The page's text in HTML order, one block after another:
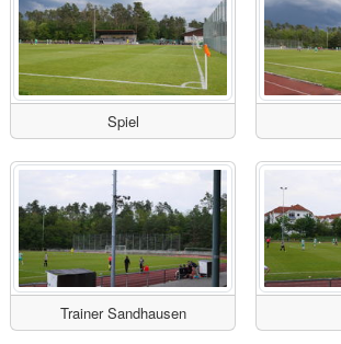
Spiel
Trainer Sandhausen